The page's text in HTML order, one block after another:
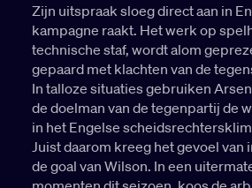
Zijn uitspraak sloeg direct aan in
kampagne raakt. Het werk op
technische staf, wordt alom
gepaard met klachten van de
In talloze situaties gebruiken
de doelman van de tegenpartij de
in het Engelse
Juist daarom kreeg het gevoel
de goal van Wilson. In een